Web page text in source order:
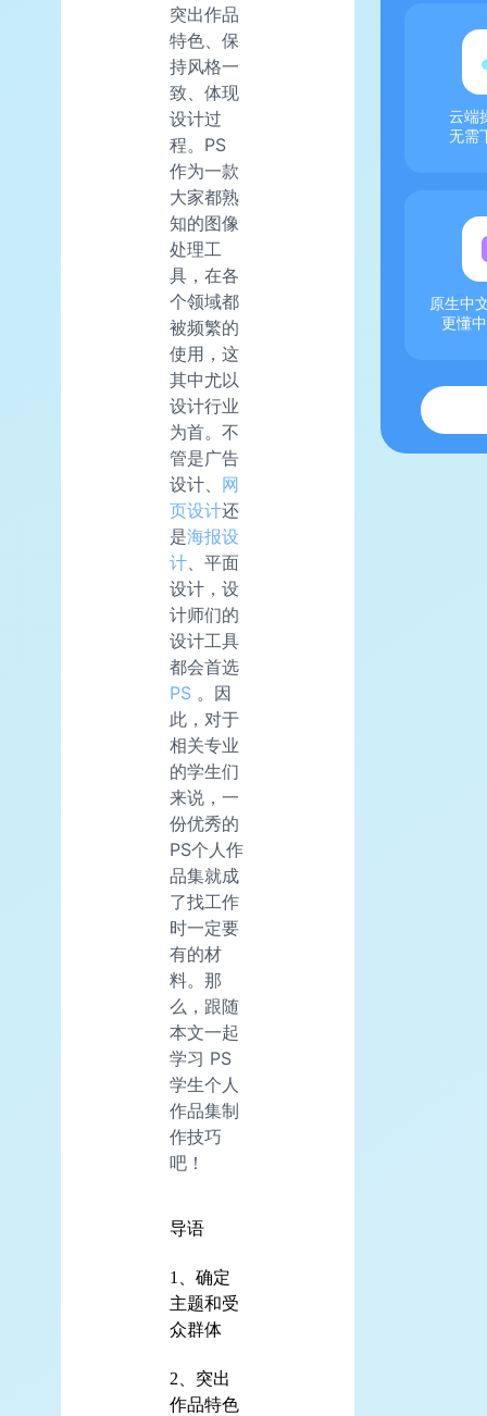
突出作品
特色、保
持风格一
致、体现
设计过
程。PS
作为一款
大家都熟
知的图像
处理工
具，在各
个领域都
被频繁的
使用，这
其中尤以
设计行业
为首。不
管是广告
设计、 网
页设计还
是海报设
计 、平面
设计，设
计师们的
设计工具
都会首选
PS 。因
此，对于
相关专业
的学生们
来说，一
份优秀的
PS个人作
品集就成
了找工作
时一定要
有的材
料。那
么，跟随
本文一起
学习 PS
学生个人
作品集制
作技巧
吧！
导语
1、确定
主题和受
众群体
2、突出
作品特色
云端
无需
原生中
更懂